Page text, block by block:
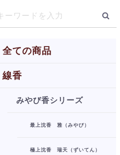
全ての商品
線香
みやび香シリーズ
最上沈香 雅（みやび）
極上沈香 瑞天（ずいてん）